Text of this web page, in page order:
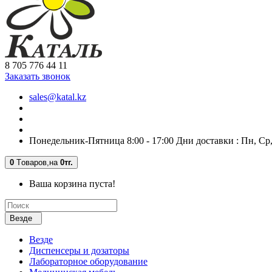
8 705 776 44 11
Заказать звонок
sales@katal.kz
Понедельник-Пятница 8:00 - 17:00 Дни доставки : Пн,
0 Tоваров, на 0тг.
Ваша корзина пуста!
Везде
Везде
Диспенсеры и дозаторы
Лабораторное оборудование